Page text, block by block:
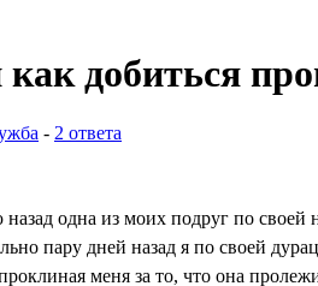
добиться
- 2 ответа
одна из моих подруг по своей
пару дней назад я по своей
меня за то, что она